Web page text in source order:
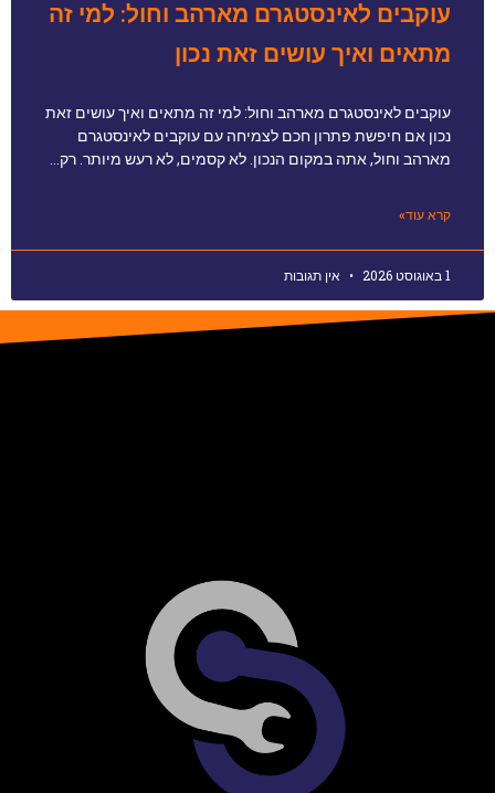
עוקבים לאינסטגרם מארהב וחול: למי זה
מתאים ואיך עושים זאת נכון
עוקבים לאינסטגרם מארהב וחול: למי זה מתאים ואיך עושים זאת
נכון אם חיפשת פתרון חכם לצמיחה עם עוקבים לאינסטגרם
מארהב וחול, אתה במקום הנכון. לא קסמים, לא רעש מיותר. רק…
קרא עוד»
1 באוגוסט 2026 אין תגובות